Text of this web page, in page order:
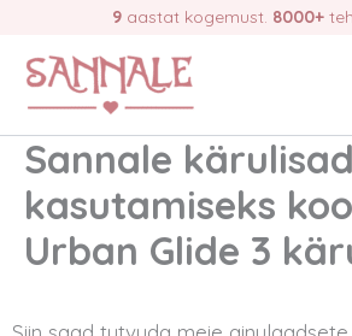
content
9 aastat kogemust. 8000+
Sannale
kasutamiseks
Urban Glide 3